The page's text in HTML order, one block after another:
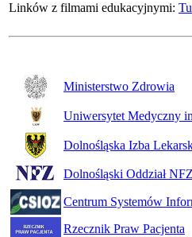
Linków z filmami edukacyjnymi:
Ministerstwo Zdrowia
Uniwersytet Medyczny
Dolnośląska Izba
Dolnośląski Oddział NFZ
Centrum Systemów
Rzecznik Praw Pacjenta